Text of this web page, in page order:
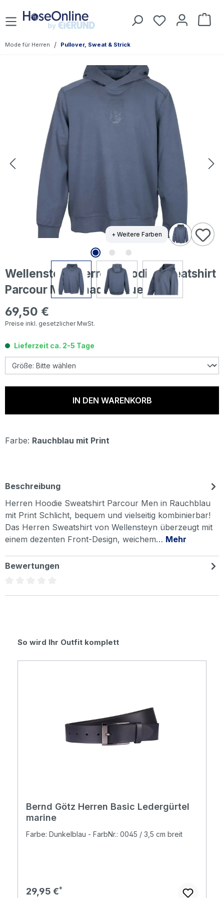
Zum Hauptinhalt springen Du hast 0
Mode für Herren / Pullover, Sweat & Strick
Bildergalerie überspringen
+ Weitere Farben
Wellensteyn Herren Hoodie Sweatshirt
Parcour Men shadowblue
Regulärer Preis:
69,50 €
Preise inkl. gesetzlicher MwSt.
Lieferzeit ca. 2-5 Tage
IN DEN WARENKORB
Farbe: Rauchblau mit Print
Beschreibung
Herren Hoodie Sweatshirt Parcour Men in Rauchblau
mit Print Schlicht, bequem und vielseitig kombinierbar!
Das Herren Sweatshirt von Wellensteyn überzeugt mit
einem dezenten Front-Design, weichem… Mehr
Bewertungen
Produktgalerie überspringen
So wird Ihr Outfit komplett
Bernd Götz Herren Basic Ledergürtel
marine
Farbe: Dunkelblau - FarbNr.: 0045 / 3,5 cm breit
Regulärer Preis:
29,95 €